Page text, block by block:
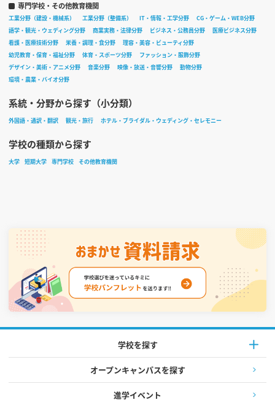
専門学校・その他教育機関
工業分野（建設・機械系） 工業分野（整備系） IT・情報・工学分野
CG・ゲーム・WEB分野
語学・観光・ウェディング分野
商業実務・法律分野 ビジネス・公務員分野
医療ビジネス分野
看護・医療技術分野
栄養・調理・食分野
理容・美容・ビューティ分野
幼児教育・保育・福祉分野
体育・スポーツ分野
ファッション・服飾分野
デザイン・美術・アニメ分野
音楽分野 映像・放送・音響分野
動物分野
環境・農業・バイオ分野
系統・分野から探す（小分類）
外国語・通訳・翻訳 観光・旅行 ホテル・ブライダル・ウェディング・セレモニー
学校の種類から探す
大学 短期大学 専門学校 その他教育機関
学校を探す
オープンキャンパスを探す
進学イベント